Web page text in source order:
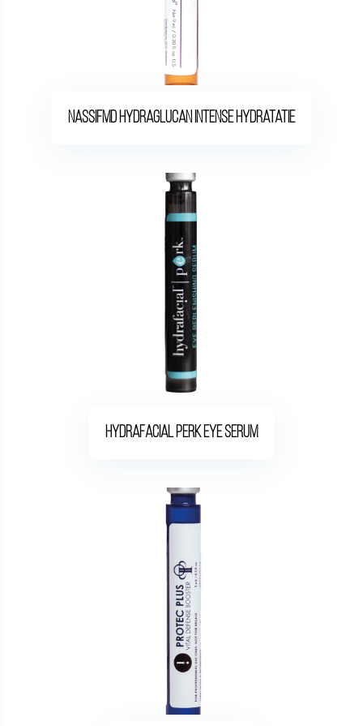
Nassifmd hydraglucan intense hydratatie
Hydrafacial Perk Eye Serum